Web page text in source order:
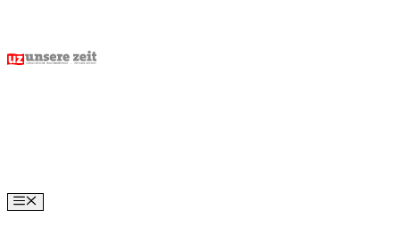
content
Menu